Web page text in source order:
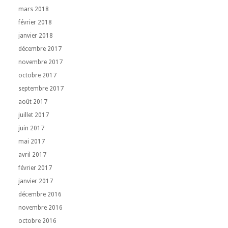
mars 2018
février 2018
janvier 2018
décembre 2017
novembre 2017
octobre 2017
septembre 2017
août 2017
juillet 2017
juin 2017
mai 2017
avril 2017
février 2017
janvier 2017
décembre 2016
novembre 2016
octobre 2016